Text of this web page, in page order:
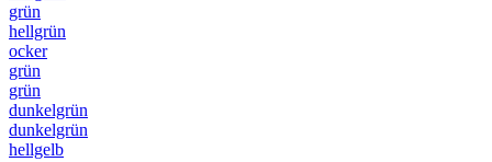
grün
hellgrün
ocker
grün
grün
dunkelgrün
dunkelgrün
hellgelb